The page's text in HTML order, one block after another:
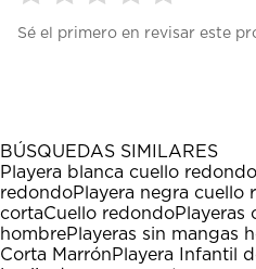
para
1
estrella
Esta
acción
abrirá
el
formulario
para
estrellas.
Esta
acción
abrirá
el
formulario
para
estrellas.
Esta
acción
abrirá
el
formulario
para
estrellas.
Esta
acción
abrirá
el
formulario
para
estrellas.
Esta
acción
abrirá
el
formulario
Sé el primero en revisar este
BÚSQUEDAS SIMILARES
Playera blanca cuello redondo
redondoPlayera negra cuello
cortaCuello redondoPlayeras
hombrePlayeras sin mangas
Corta MarrónPlayera Infantil